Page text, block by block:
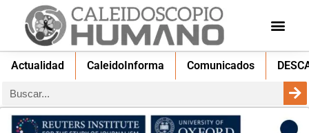
Actualidad CaleidoInforma Comunicados